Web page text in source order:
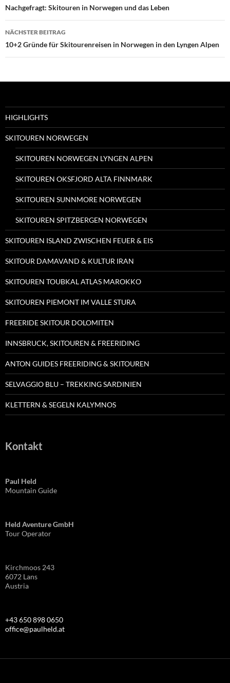
Nachgefragt: Skitouren in Norwegen und das Leben
NÄCHSTER BEITRAG
10+2 Gründe für Skitourenreisen in Norwegen in den Lyngen Alpen
HIGHLIGHTS
SKITOUREN NORWEGEN
SKITOUREN NORWEGEN LYNGEN ALPEN
SKITOUREN OKSFJORD ALTA FINNMARK
SKITOUREN SUNNMORE NORWEGEN
SKITOUREN SPITZBERGEN NORWEGEN
SKITOUREN ISLAND ZWISCHEN FEUER & EIS
SKITOUR DAMAVAND & KULTUR IRAN
SKITOUREN TOUBKAL ATLAS MAROKKO
SKITOUREN PIEMONT IM VALLE STURA
FREERIDE SKITOUR DOLOMITEN
INNSBRUCK, SKITOUREN & FREERIDING
ANTON GUIDES FREERIDING & SKITOUREN
SELVAGGIO BLU – TREKKING SARDINIEN
KLETTERN & SEGELN KALYMNOS
Kontakt
Paul Held
Mountain Guide
Held Aventure GmbH
Tour Operator
Kirchmoos 243
6072 Lans
Austria
+43 650 898 0650
office@paulheld.at